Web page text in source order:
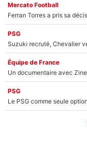
Mercato Football
PSG
Équipe de France
PSG